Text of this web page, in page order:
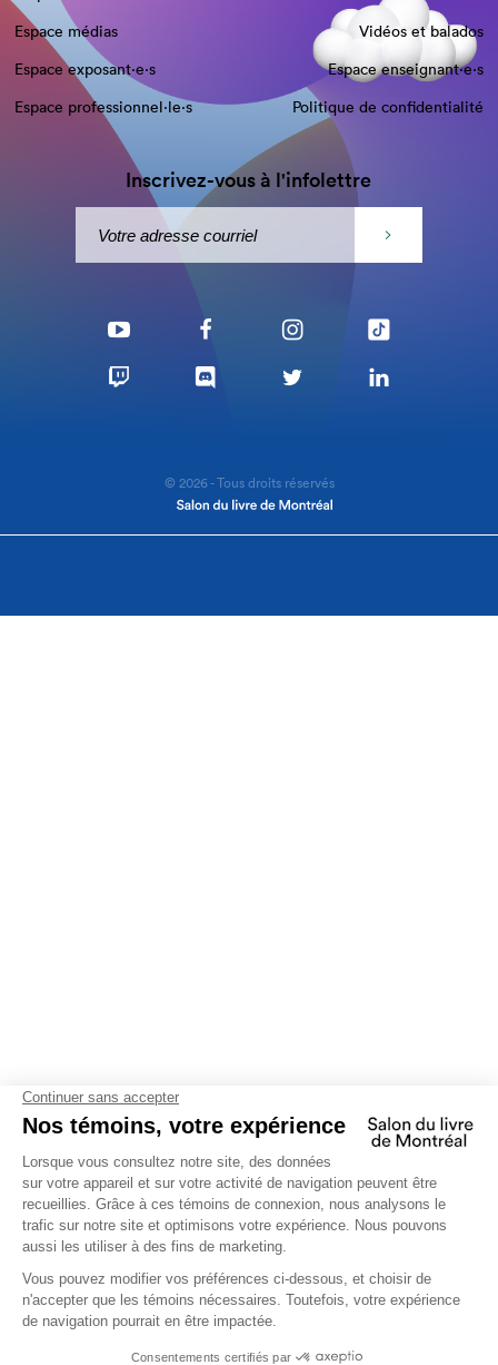
Espace médias
Vidéos et balados
Espace exposant·e⋅s
Espace enseignant·e⋅s
Espace professionnel·le⋅s
Politique de confidentialité
Inscrivez-vous à l'infolettre
© 2026 - Tous droits réservés